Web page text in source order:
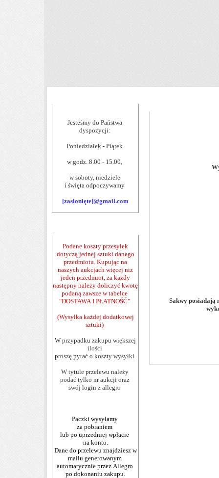
Jesteśmy do Państwa
dyspozycji:
Poniedziałek - Piątek
w godz. 8.00 - 15.00,
w soboty, niedziele
i święta odpoczywamy
[zasłonięte]@gmail.com
Podane koszty przesyłek
dotyczą jednej sztuki danego
przedmiotu. Kupując na
naszych aukcjach więcej niz
jeden przedmiot, za każdy
następny należy doliczyć kwotę
podaną zawsze w tabelce
"DOSTAWA I PŁATNOŚĆ"
(Wysyłka każdej dodatkowej
sztuki)
W przypadku zakupu większej
ilości
proszę pytać o koszty wysyłki
W tytule przelewu należy
podać tylko nr aukcji oraz
swój login z allegro
Paczki wysyłamy
za pobraniem
lub po uprzedniej wpłacie
na konto.
Dane do przelewu znajdziesz w
mailu generowanym
automatycznie przez Allegro
po dokonaniu zakupu.
Sakwy posiadają